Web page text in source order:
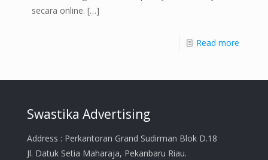
secara online. […]
Read more
Swastika Advertising
Address : Perkantoran Grand Sudirman Blok D.18
Jl. Datuk Setia Maharaja, Pekanbaru Riau.